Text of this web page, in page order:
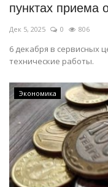
пунктах приема
Дек 5, 2025 0 806
6 декабря в сервисных
технические работы.
Экономика